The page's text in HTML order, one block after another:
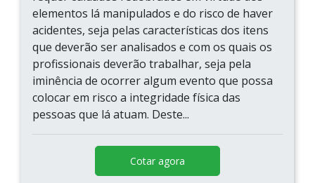
elementos lá manipulados e do risco de haver
acidentes, seja pelas características dos itens
que deverão ser analisados e com os quais os
profissionais deverão trabalhar, seja pela
iminência de ocorrer algum evento que possa
colocar em risco a integridade física das
pessoas que lá atuam. Deste...
Cotar agora